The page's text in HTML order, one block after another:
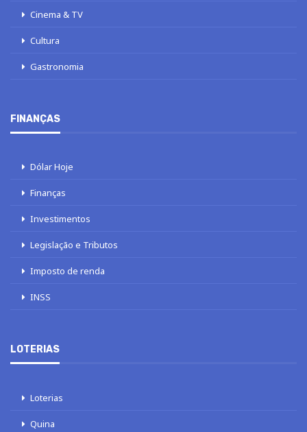
Cinema & TV
Cultura
Gastronomia
FINANÇAS
Dólar Hoje
Finanças
Investimentos
Legislação e Tributos
Imposto de renda
INSS
LOTERIAS
Loterias
Quina